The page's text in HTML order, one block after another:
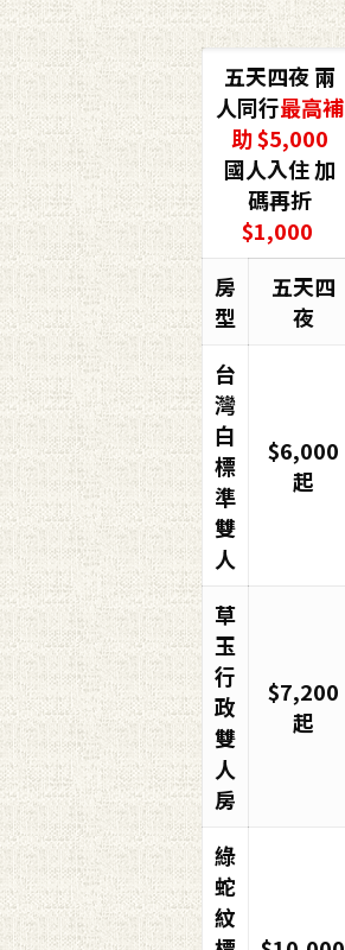
五天四夜 兩
人同行最高補
助 $5,000
國人入住 加
碼再折
$1,000
房
型
五天四
夜
台
灣
白
標
準
雙
人
$6,000
起
草
玉
行
政
雙
人
房
$7,200
起
綠
蛇
紋